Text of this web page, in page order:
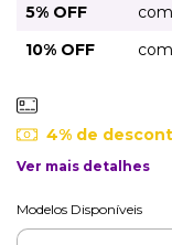
5% OFF
10% OFF
4% de
Ver mais detalhes
Modelos Disponíveis